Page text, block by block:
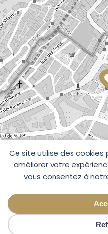
Ce site utilise des
améliorer votre
vous consentez à